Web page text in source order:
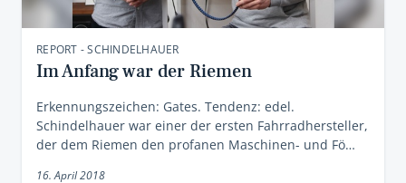
REPORT - SCHINDELHAUER
Im Anfang war der Riemen
Erkennungszeichen: Gates. Tendenz: edel.
Schindelhauer war einer der ersten Fahrradhersteller,
der dem Riemen den profanen Maschinen- und Fö…
16. April 2018